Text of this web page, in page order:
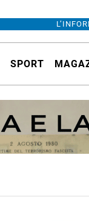
SPORT